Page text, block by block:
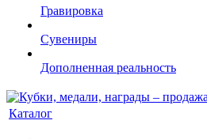
Гравировка
Сувениры
Дополненная реальность
Каталог